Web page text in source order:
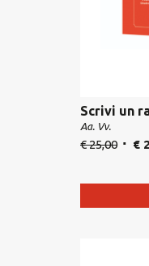
Scrivi un
Aa. Vv.
€25,00 €